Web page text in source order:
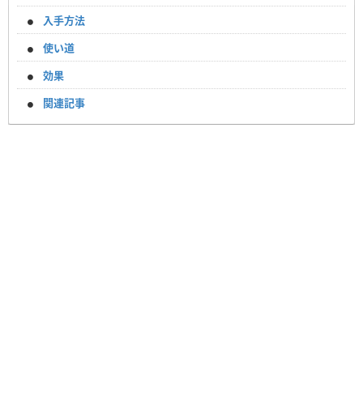
入手方法
使い道
効果
関連記事